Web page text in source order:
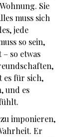
Sie
muss sich
jede
so sein,
– so etwas
es für sich,
und es
imponieren,
Er